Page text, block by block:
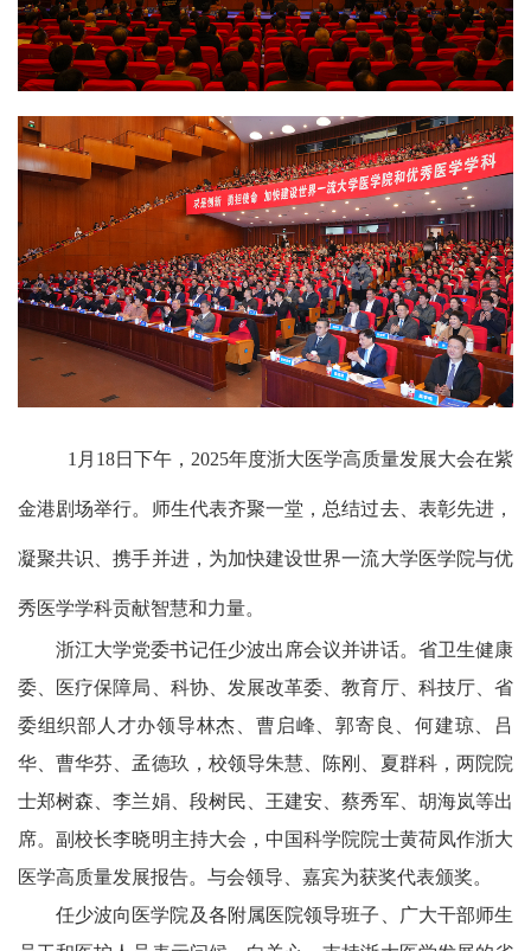
1 月 18日下午， 2025年度浙大医学高质量发展大会在紫
金港剧场举行。师生代表齐聚一堂，总结过去、表彰先进，
凝聚共识、携手并进，为加快建设世界一流大学医学院与优
秀医学学科贡献智慧和力量。
浙江大学党委书记任少波出席会议并讲话。省卫生健康
委、医疗保障局、科协、发展改革委、教育厅、科技厅、省
委组织部人才办领导林杰、曹启峰、郭寄良、何建琼、吕
华、曹华芬、孟德玖，校领导朱慧、陈刚、夏群科，两院院
士郑树森、李兰娟、段树民、王建安、蔡秀军、胡海岚等出
席。副校长李晓明主持大会，中国科学院院士黄荷凤作浙大
医学高质量发展报告。与会领导、嘉宾为获奖代表颁奖。
任少波向医学院及各附属医院领导班子、广大干部师生